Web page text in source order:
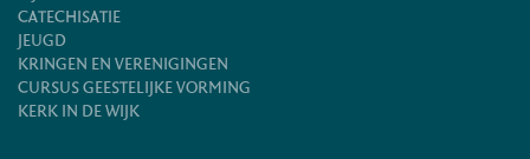
CATECHISATIE
JEUGD
KRINGEN EN VERENIGINGEN
CURSUS GEESTELIJKE VORMING
KERK IN DE WIJK